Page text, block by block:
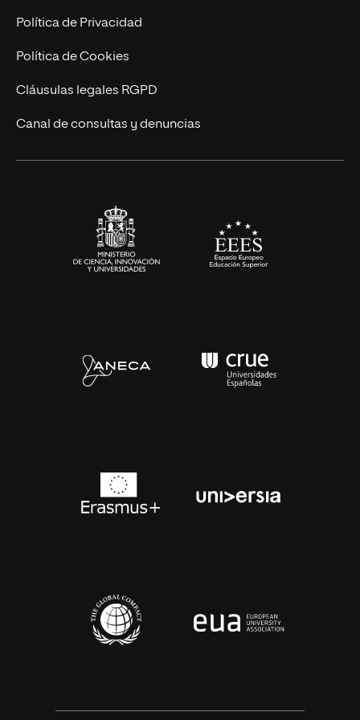
Postgrados
Cursos Universitarios
Trabaja en UNIR
Actualidad
UNIR Revista
Eventos
Política de Privacidad
Política de Cookies
Cláusulas legales RGPD
Canal de consultas y denuncias